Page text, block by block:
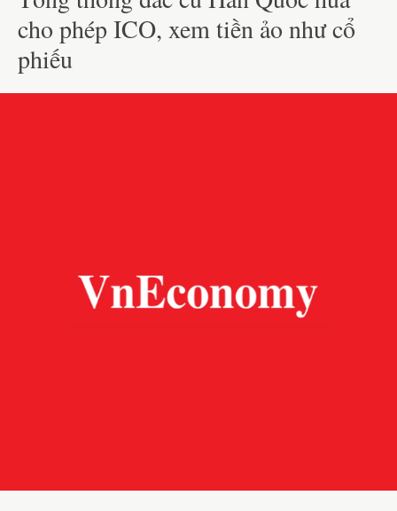
cho phép ICO, xem tiền ảo như cổ
phiếu